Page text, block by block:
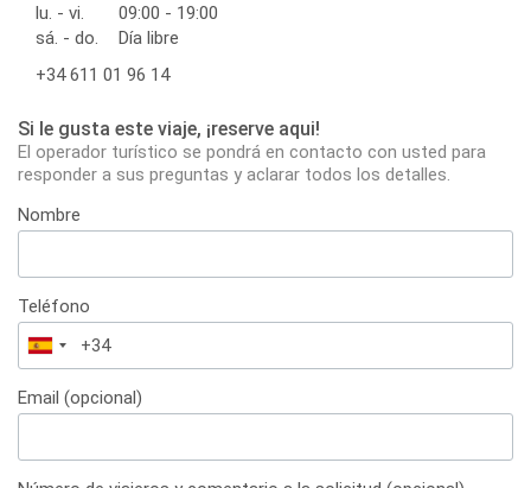
lu. - vi.
09:00 - 19:00
sá. - do.
Día libre
+34 611 01 96 14
Si le gusta este viaje, ¡reserve aqui!
El operador turístico se pondrá en contacto con usted para
responder a sus preguntas y aclarar todos los detalles.
Nombre
Teléfono
España
+34
Email (opcional)